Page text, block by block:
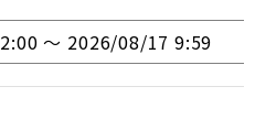
〜 2026/08/17 9:59